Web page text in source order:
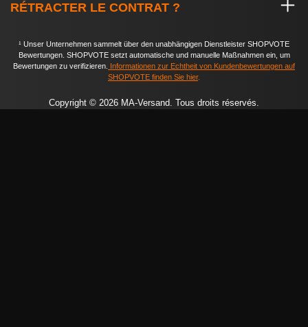
RÉTRACTER LE CONTRAT ?
¹ Unser Unternehmen sammelt über den unabhängigen Dienstleister SHOPVOTE
Bewertungen. SHOPVOTE setzt automatische und manuelle Maßnahmen ein, um
Bewertungen zu verifizieren. Informationen zur Echtheit von Kundenbewertungen auf
SHOPVOTE finden Sie hier.
Copyright © 2026 MA-Versand. Tous droits réservés.